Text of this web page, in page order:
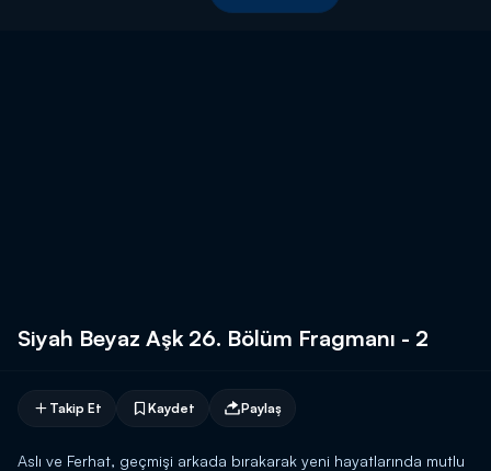
Siyah Beyaz Aşk 26. Bölüm Fragmanı - 2
Takip Et Kaydet Paylaş
Aslı ve Ferhat, geçmişi arkada bırakarak yeni hayatlarında mutlu